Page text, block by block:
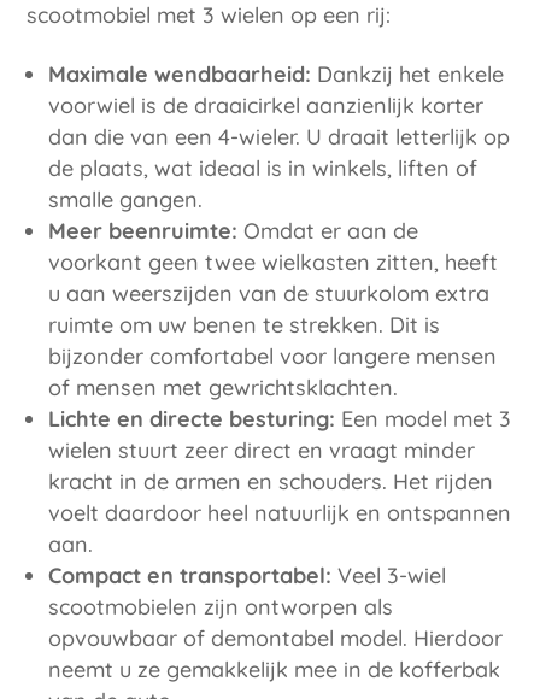
scootmobiel met 3 wielen op een rij:
Maximale wendbaarheid: Dankzij het enkele
voorwiel is de draaicirkel aanzienlijk korter
dan die van een 4-wieler. U draait letterlijk op
de plaats, wat ideaal is in winkels, liften of
smalle gangen.
Meer beenruimte: Omdat er aan de
voorkant geen twee wielkasten zitten, heeft
u aan weerszijden van de stuurkolom extra
ruimte om uw benen te strekken. Dit is
bijzonder comfortabel voor langere mensen
of mensen met gewrichtsklachten.
Lichte en directe besturing: Een model met 3
wielen stuurt zeer direct en vraagt minder
kracht in de armen en schouders. Het rijden
voelt daardoor heel natuurlijk en ontspannen
aan.
Compact en transportabel: Veel 3-wiel
scootmobielen zijn ontworpen als
opvouwbaar of demontabel model. Hierdoor
neemt u ze gemakkelijk mee in de kofferbak